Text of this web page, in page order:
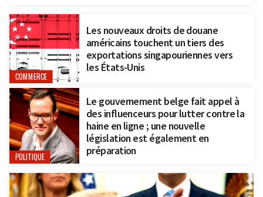
COMMERCE
Les nouveaux droits de douane
américains touchent un tiers des
exportations singapouriennes vers
les États-Unis
POLITIQUE
Le gouvernement belge fait appel à
des influenceurs pour lutter contre la
haine en ligne ; une nouvelle
législation est également en
préparation